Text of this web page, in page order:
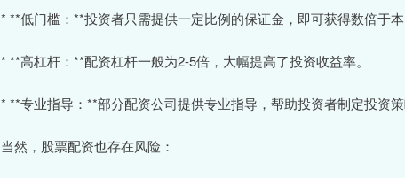
* **低门槛：**投资者只需提供一定比例的保证金，即可获得数倍于本
* **高杠杆：**配资杠杆一般为2-5倍，大幅提高了投资收益率。
* **专业指导：**部分配资公司提供专业指导，帮助投资者制定投资策
当然，股票配资也存在风险：